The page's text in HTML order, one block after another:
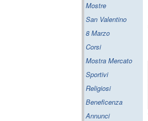
Mostre
San Valentino
8 Marzo
Corsi
Mostra Mercato
Sportivi
Religiosi
Beneficenza
Annunci